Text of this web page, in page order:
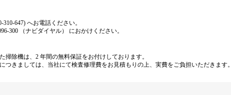
647) へお電話ください。
300 （ナビダイヤル） におかけください。
掃除機は、2 年間の無料保証をお付けしております。
つきましては、当社にて検査修理費をお見積もりの上、実費をご負担いただきます。